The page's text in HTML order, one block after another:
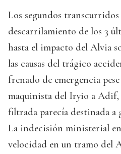
Los segundos transcurridos
descarrilamiento de los 3
hasta el impacto del Alvia
las causas del trágico
frenado de emergencia
maquinista del Iryio a Adif,
filtrada parecía destinada a
La indecisión ministerial
velocidad en un tramo del